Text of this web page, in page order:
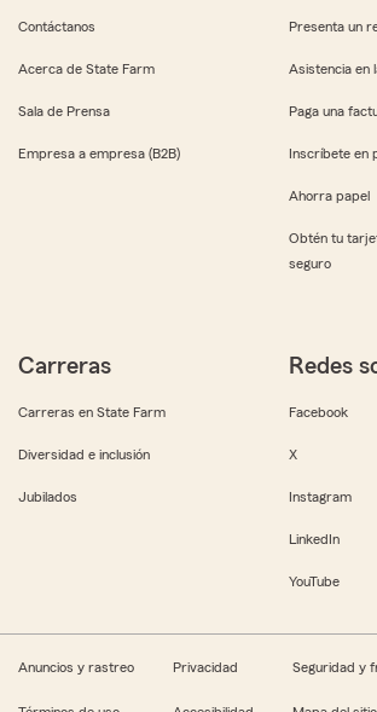
Contáctanos
Acerca de State Farm
Sala de Prensa
Empresa a empresa (B2B)
Presenta un
Asistencia en
Paga una
Inscríbete en
Ahorra papel
Obtén tu
seguro
Carreras
Carreras en State Farm
Diversidad e inclusión
Jubilados
Redes
Facebook
X
Instagram
LinkedIn
YouTube
Anuncios y rastreo Privacidad Seguridad y